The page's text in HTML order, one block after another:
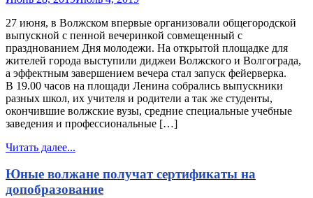
27 июня, в Волжском впервые организовали общегородской
выпускной с пенной вечеринкой совмещенный с
празднованием Дня молодежи. На открытой площадке для
жителей города выступили диджеи Волжского и Волгограда,
а эффектным завершением вечера стал запуск фейерверка.
В 19.00 часов на площади Ленина собрались выпускники
разных школ, их учителя и родители а так же студенты,
окончившие волжские вузы, средние специальные учебные
заведения и профессиональные […]
Читать далее...
Юные волжане получат сертификаты на
допобразование